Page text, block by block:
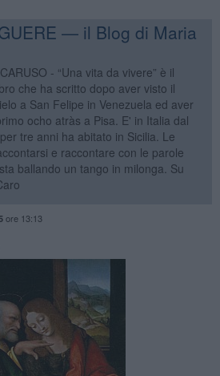
— il Blog di Maria
- “Una vita da vivere” è il
che ha scritto dopo aver visto il
a San Felipe in Venezuela ed aver
ocho atràs a Pisa. E' in Italia dal
tre anni ha abitato in Sicilia. Le
e raccontare con le parole
ballando un tango in milonga. Su
ore 13:13